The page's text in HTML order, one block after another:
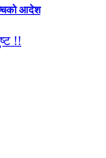
आदेश